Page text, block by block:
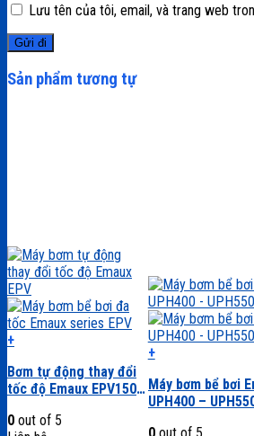
Lưu tên của tôi, email, và trang web
Sản phẩm tương tự
+
phẩm
này
nhiều
Bơm tự động thay đổi
tốc độ Emaux EPV150-
0 out of 5
+
phẩm
này
Máy bơm bể bơi
UPH400 –